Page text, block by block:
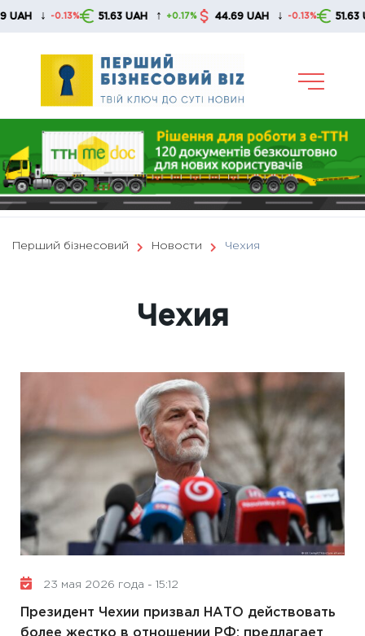
Skip
51.63 UAH ↑ +0.17% 44.69 UAH ↓ -0.13% 51.63 UAH ↑ +0.17%
Перший бізнесовий Новости Чехия
Чехия
23 мая 2026 года - 15:12
Президент Чехии призвал НАТО действовать
более жестко в отношении РФ: предлагает